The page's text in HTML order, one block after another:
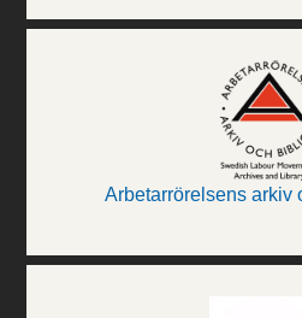
Arbetarrörelsens arkiv